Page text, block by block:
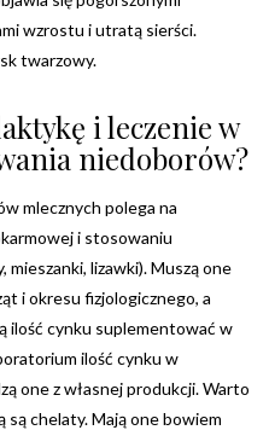
wzrostu i utratą sierści.
twarzowy.
i leczenie w
niedoborów?
mlecznych polega na
i stosowaniu
lizawki). Muszą one
i okresu fizjologicznego, a
ilość cynku suplementować w
ilość cynku w
one z własnej produkcji. Warto
są chelaty. Mają one bowiem